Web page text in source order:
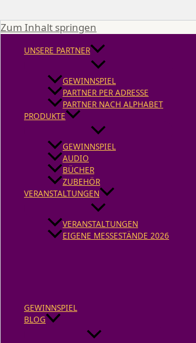
Zum Inhalt springen
UNSERE PARTNER
GEWINNSPIEL
PARTNER PER ADRESSE
PARTNER NACH ALPHABET
PRODUKTE
GEWINNSPIEL
AUDIO
BÜCHER
ZUBEHÖR
VERANSTALTUNGEN
VERANSTALTUNGEN
EIGENE MESSESTÄNDE 2026
GEWINNSPIEL
BLOG